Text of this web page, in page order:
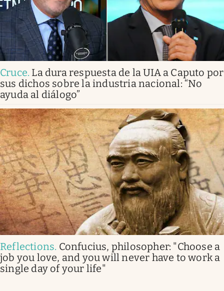
Cruce. La dura respuesta de la UIA a Caputo por
sus dichos sobre la industria nacional: “No
ayuda al diálogo”
Reflections. Confucius, philosopher: "Choose a
job you love, and you will never have to work a
single day of your life"